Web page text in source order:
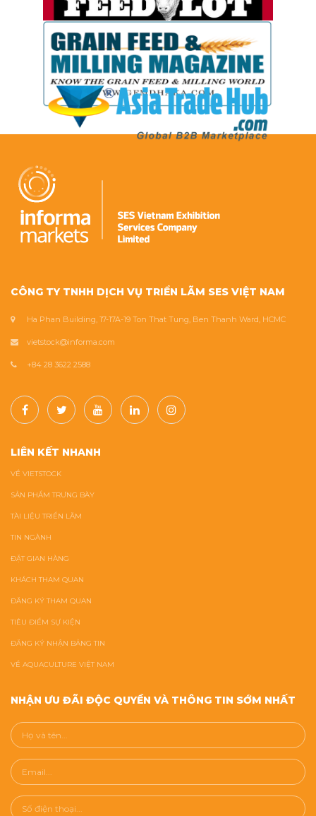
CÔNG TY TNHH DỊCH VỤ TRIỂN LÃM SES VIỆT NAM
Ha Phan Building, 17-17A-19 Ton That Tung, Ben Thanh Ward, HCMC
vietstock@informa.com
+84 28 3622 2588
LIÊN KẾT NHANH
VỀ VIETSTOCK
SẢN PHẨM TRƯNG BÀY
TÀI LIỆU TRIỂN LÃM
TIN NGÀNH
ĐẶT GIAN HÀNG
KHÁCH THAM QUAN
ĐĂNG KÝ THAM QUAN
TIÊU ĐIỂM SỰ KIỆN
ĐĂNG KÝ NHẬN BẢNG TIN
VỀ AQUACULTURE VIỆT NAM
NHẬN ƯU ĐÃI ĐỘC QUYỀN VÀ THÔNG TIN SỚM NHẤT